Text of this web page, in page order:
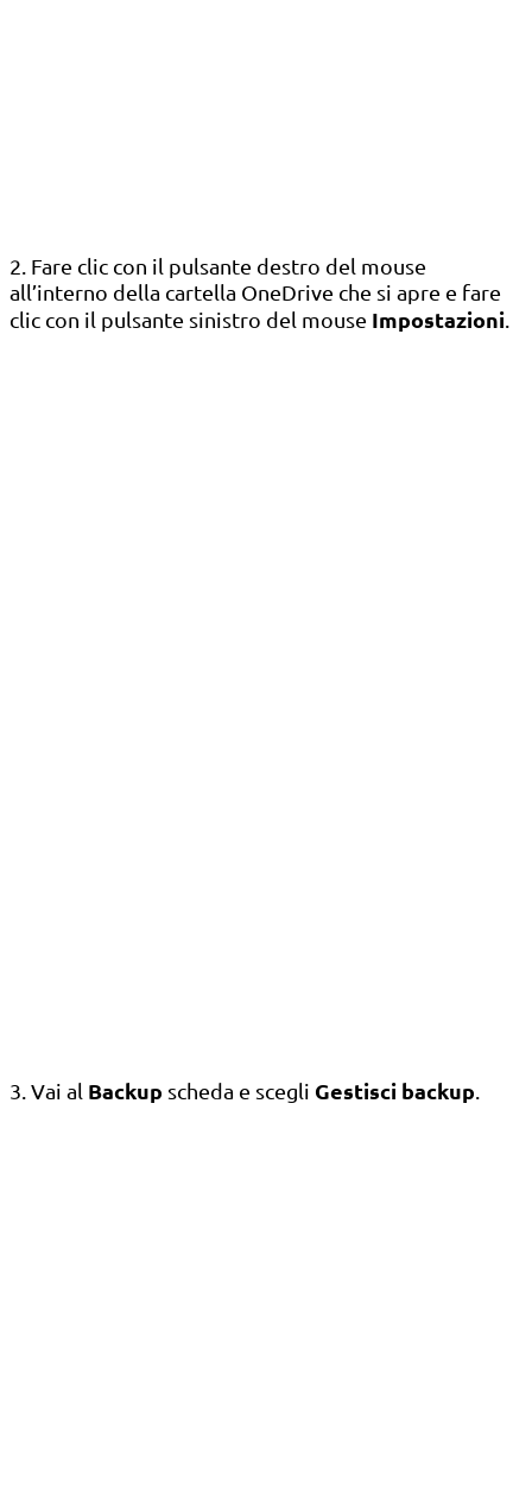
2. Fare clic con il pulsante destro del mouse
all’interno della cartella OneDrive che si apre e fare
clic con il pulsante sinistro del mouse Impostazioni
3. Vai al Backup scheda e scegli Gestisci backup